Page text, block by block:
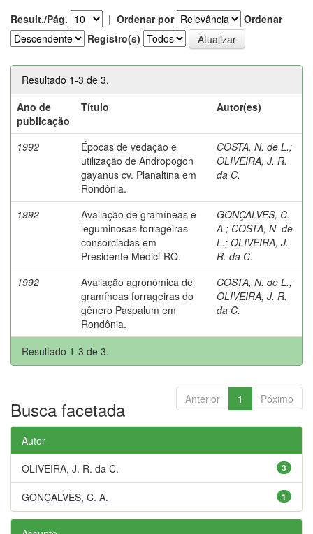
Result./Pág. | Ordenar por
Ordenar
Registro(s)
Resultado 1-3 de 3.
Ano de
publicação
Título Autor(es)
1992
Épocas de vedação e
utilização de Andropogon
gayanus cv. Planaltina em
Rondônia.
COSTA, N. de L.;
OLIVEIRA, J. R.
da C.
1992
Avaliação de gramíneas e
leguminosas forrageiras
consorciadas em
Presidente Médici-RO.
GONÇALVES, C.
A.; COSTA, N. de
L.; OLIVEIRA, J.
R. da C.
1992
Avaliação agronômica de
gramíneas forrageiras do
gênero Paspalum em
Rondônia.
COSTA, N. de L.;
OLIVEIRA, J. R.
da C.
Resultado 1-3 de 3.
Anterior 1 Póximo
Busca facetada
Autor
3
OLIVEIRA, J. R. da C.
1
GONÇALVES, C. A.